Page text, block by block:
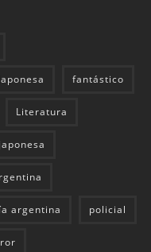
fantástico
Literatura
argentina policial